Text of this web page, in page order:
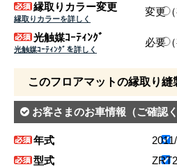
縁取りカラー変更
縁取りカラーを詳しく
変更（
光触媒ｺｰﾃｨﾝｸﾞ
光触媒ｺｰﾃｨﾝｸﾞを詳しく
必要（
このフロアマットの縁取り縫
お客さまのお車情報 （ご確認
年式
型式